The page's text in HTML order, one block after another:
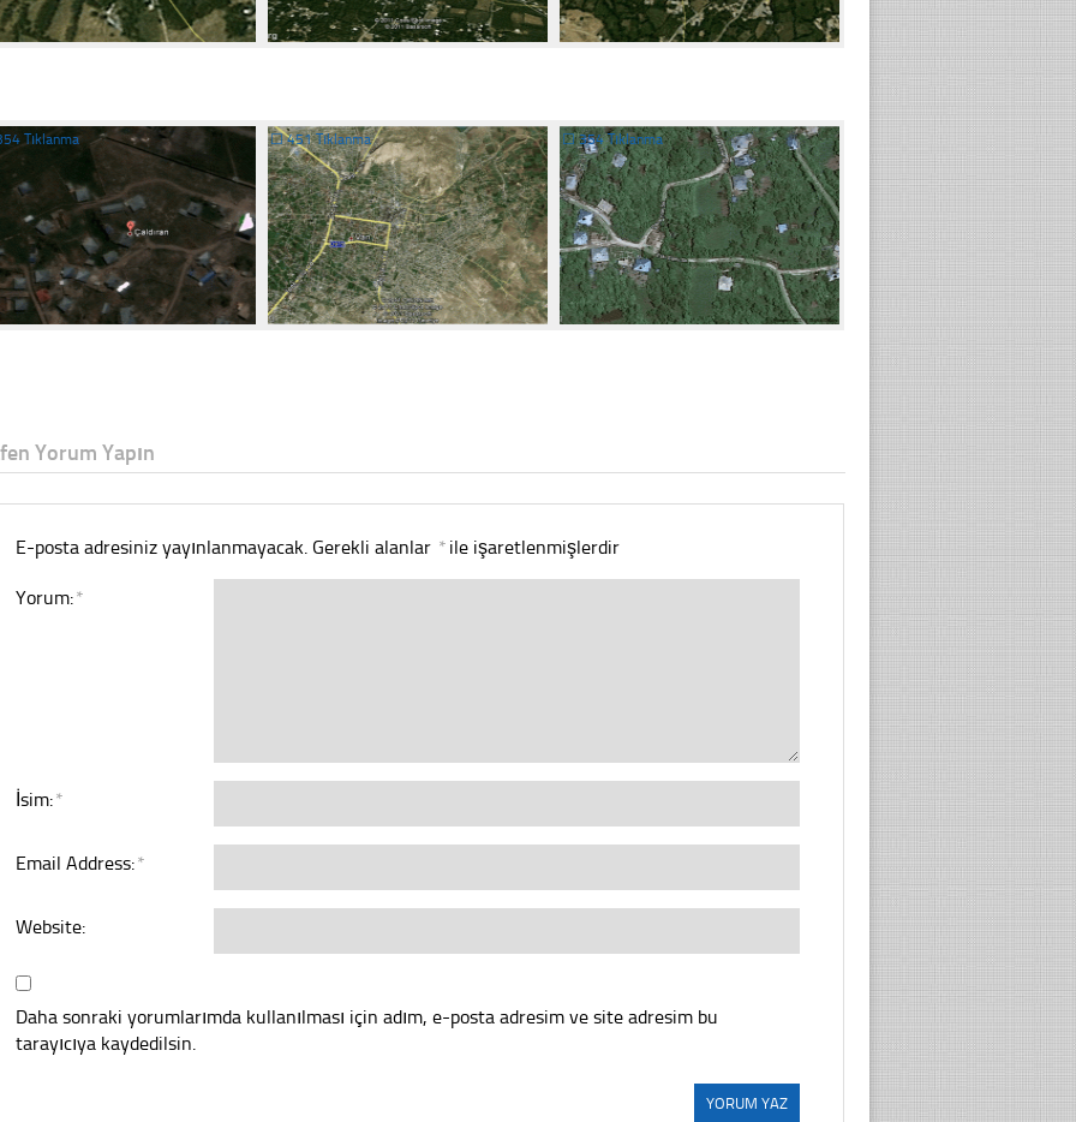
Tıklanma ☐451 Tıklanma ☐354 Tıklanma
Yorum Yapın
E-posta adresiniz yayınlanmayacak. Gerekli alanlar *ile işaretlenmişlerdir
Yorum:*
İsim:*
Email Address:*
Website:
Daha sonraki yorumlarımda kullanılması için adım, e-posta adresim ve site adresim bu
tarayıcıya kaydedilsin.